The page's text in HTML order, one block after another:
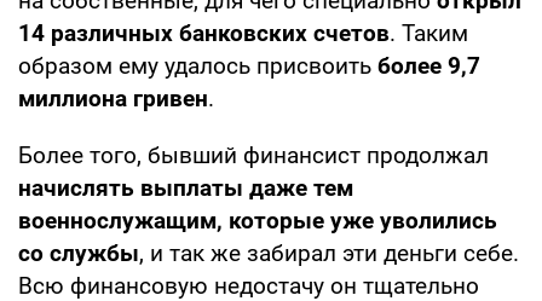
14 различных банковских счетов. Таким
образом ему удалось присвоить более 9,7
миллиона гривен.
Более того, бывший финансист продолжал
начислять выплаты даже тем
военнослужащим, которые уже уволились
со службы, и так же забирал эти деньги себе.
Всю финансовую недостачу он тщательно